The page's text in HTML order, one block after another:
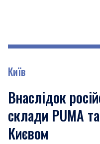
Київ
Внаслідок
склади PUMA
Києвом